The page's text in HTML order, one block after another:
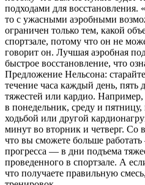
подходами для восстановления.
то с ужасными аэробными
ограничен только тем, какой
спортзале, потому что он не
говорит он. Лучшая аэробная
быстрое восстановление, что
Предложение Нельсона:
течение часа каждый день, пять
тяжестей или кардио.
в понедельник, среду и пятницу,
ходьбой или другой
минут во вторник и четверг. Со
что вы сможете больше
прогресса — в дни подъема
проведенного в спортзале. А
что получаете правильную